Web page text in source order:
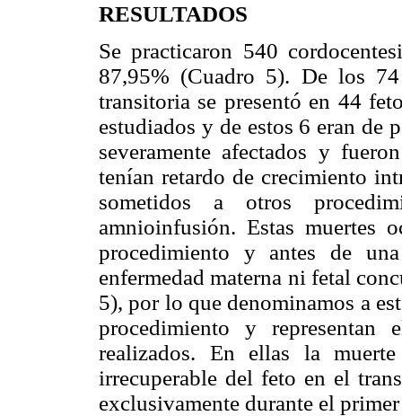
RESULTADOS
Se practicaron 540
87,95% (Cuadro 5). De los
transitoria se presentó en 44
estudiados y de estos 6 eran de
severamente afectados y
tenían retardo de crecimiento
sometidos a otros
amnioinfusión. Estas muertes
procedimiento y antes de
enfermedad materna ni fetal
5), por lo que denominamos a
procedimiento y
realizados. En ellas la
irrecuperable del feto en el
exclusivamente durante el